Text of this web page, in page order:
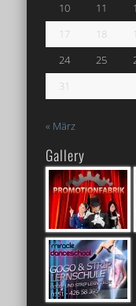
10
11
17
18
24
25
31
« März
Gallery